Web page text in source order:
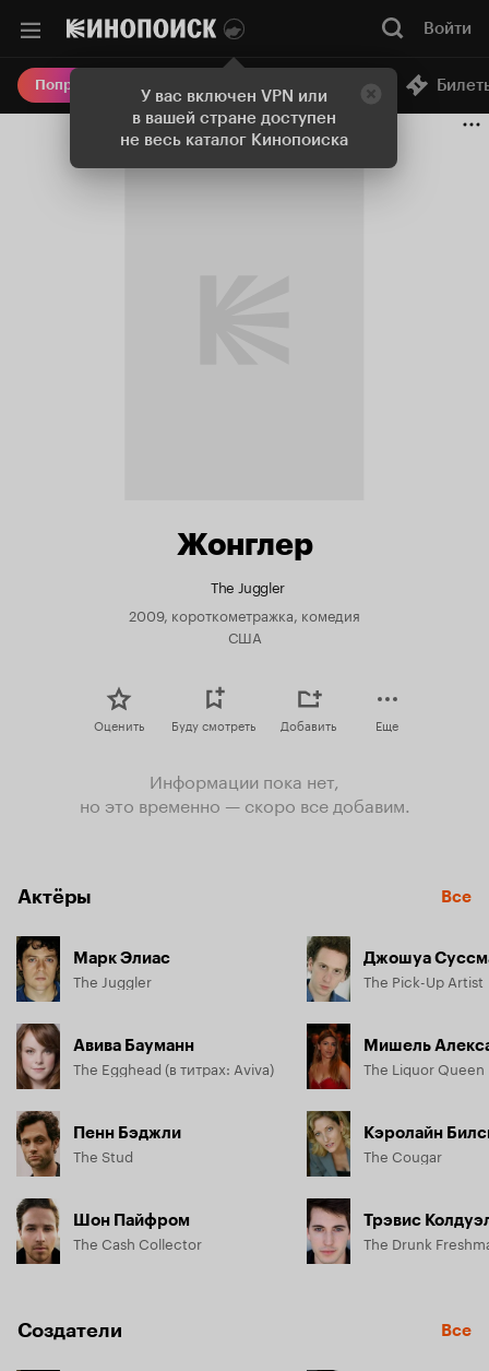
У вас включен VPN или
в вашей стране доступен
не весь каталог Кинопоиска
Войти
Попробовать Плюс Онлайн-кинотеатр
Жонглер
The Juggler
2009, короткометражка, комедия
США
Оценить Буду смотреть Добавить Еще
Информации пока нет,
но это временно — скоро все добавим.
Актёры Все
Марк Элиас
The Juggler
Авива Бауманн
The Egghead (в титрах: Aviva)
Пенн Бэджли
The Stud
Шон Пайфром
The Cash Collector
Джошуа
The Pick-Up Artist
Мишель
The Liquor Queen
Кэролайн
The Cougar
Трэвис
The Drunk
Создатели Все